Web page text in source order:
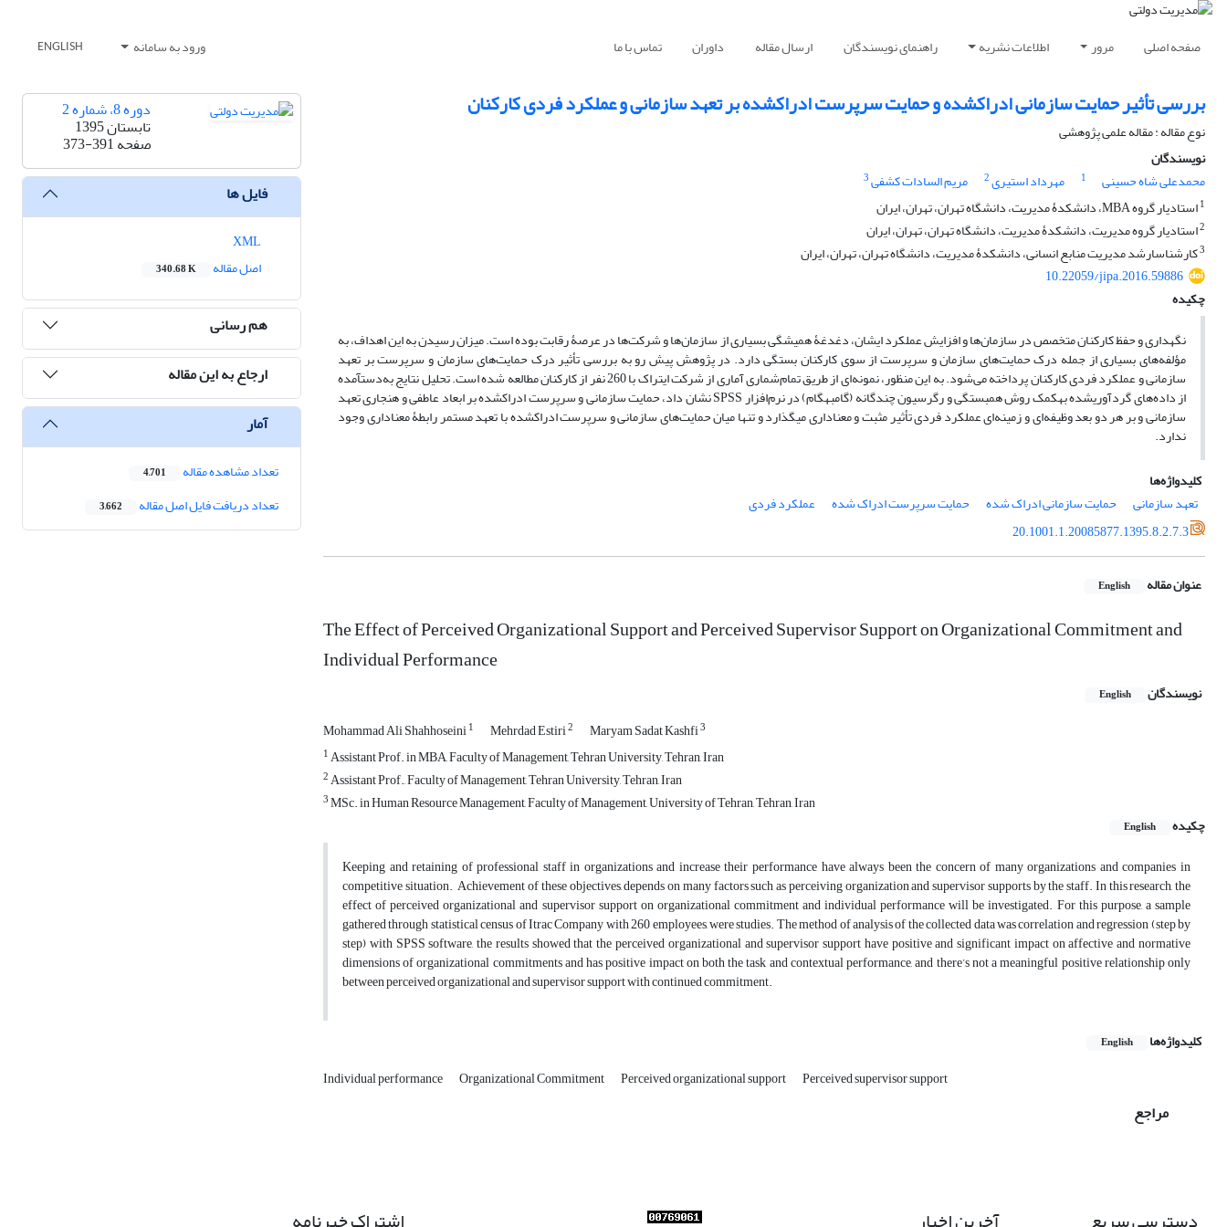
صفحه اصلی مرور اطلاعات نشریه راهنمای نویسندگان ارسال مقاله داوران تماس با ما ورود به سامانه ENGLISH
بررسی تأثیر حمایت سازمانی ادراک‎شده و حمایت سرپرست ادراک‎شده بر تعهد سازمانی و عملکرد فردی کارکنان
نوع مقاله : مقاله علمی پژوهشی
نویسندگان
محمدعلی شاه حسینی
1 مهرداد استیری2 مریم السادات کشفی3
1استادیار گروه MBA، دانشکدۀ مدیریت، دانشگاه تهران، تهران، ایران
2استادیار گروه مدیریت، دانشکدۀ مدیریت، دانشگاه تهران، تهران، ایران
3کارشناس‎ارشد مدیریت منابع انسانی، دانشکدۀ مدیریت، دانشگاه تهران، تهران، ایران
10.22059/jipa.2016.59886
چکیده
نگه‎داری و حفظ کارکنان متخصص در سازمان‌ها و افزایش عملکرد ایشان، دغدغۀ همیشگی بسیاری از سازمان‌ها و شرکت‌ها در عرصۀ رقابت بوده است. میزان رسیدن به این اهداف، به
مؤلفه‌های بسیاری از جمله درک حمایت‌های سازمان و سرپرست از سوی کارکنان بستگی دارد. در پژوهش پیش ‌رو به بررسی تأثیر درک حمایت‌های سازمان و سرپرست بر تعهد
سازمانی و عملکرد فردی کارکنان پرداخته می‌شود. به این منظور، نمونه‌ای از طریق تمام‌شماری آماری از شرکت ایتراک با 260 نفر از کارکنان مطالعه شده است. تحلیل نتایج به‌دست‎آمده
از داده‌های گردآوری‎شده به‎کمک روش همبستگی و رگرسیون چندگانه (گام‎به‎گام) در نرم‌افزار SPSS نشان داد، حمایت سازمانی و سرپرست ادراک‎شده بر ابعاد عاطفی و هنجاری تعهد
سازمانی و بر هر دو بعد وظیفه‌ای و زمینه‌ای عملکرد فردی تأثیر مثبت و معناداری می‎گذارد و تنها میان حمایت‌های سازمانی و سرپرست ادراک‎شده با تعهد مستمر رابطۀ معناداری وجود
ندارد.
کلیدواژه‌ها
تعهد سازمانی
حمایت سازمانی ادراک شده حمایت سرپرست ادراک شده
عملکرد فردی
20.1001.1.20085877.1395.8.2.7.3
عنوان مقاله English
The Effect of Perceived Organizational Support and Perceived Supervisor Support on Organizational Commitment and
Individual Performance
نویسندگان English
Mohammad Ali Shahhoseini1 Mehrdad Estiri2 Maryam Sadat Kashfi3
1Assistant Prof. in MBA, Faculty of Management, Tehran University, Tehran, Iran
2Assistant Prof., Faculty of Management, Tehran University, Tehran, Iran
3MSc. in Human Resource Management, Faculty of Management, University of Tehran, Tehran, Iran
چکیده
English
Keeping and retaining of professional staff in organizations and increase their performance have always been the concern of many organizations and companies in
competitive situation. Achievement of these objectives, depends on many factors such as perceiving organization and supervisor supports by the staff. In this research, the
effect of perceived organizational and supervisor support on organizational commitment and individual performance will be investigated. For this purpose, a sample
gathered through statistical census of Itrac Company with 260 employees, were studies. The method of analysis of the collected data was correlation and regression (step by
step) with SPSS software, the results showed that the perceived organizational and supervisor support have positive and significant impact on affective and normative
dimensions of organizational commitments and has positive impact on both the task and contextual performance, and there’s not a meaningful positive relationship only
between perceived organizational and supervisor support with continued commitment.
کلیدواژه‌ها English
Individual performance Organizational Commitment Perceived organizational support Perceived supervisor support
مراجع
دوره 8، شماره 2
تابستان 1395
صفحه373-391
فایل ها
اصل مقاله
340.68 K
هم رسانی
ارجاع به این مقاله
آمار
تعداد مشاهده مقاله 4,701
تعداد دریافت فایل اصل مقاله 3,662